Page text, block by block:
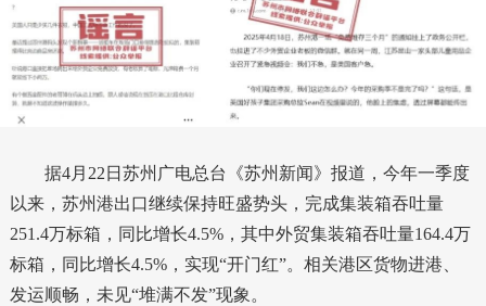
据4月22日苏州广电总台《苏州新闻》报道，今年一季度
以来，苏州港出口继续保持旺盛势头，完成集装箱吞吐量
251.4万标箱，同比增长4.5%，其中外贸集装箱吞吐量164.4万
标箱，同比增长4.5%，实现“开门红”。 相关港区货物进港、
发运顺畅，未见“堆满不发”现象。